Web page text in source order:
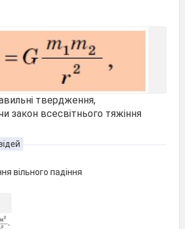
твердження,
закон всесвітнього тяжіння
вільного падіння